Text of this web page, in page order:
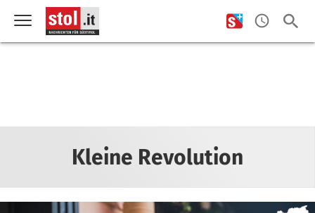
Kleine Revolution